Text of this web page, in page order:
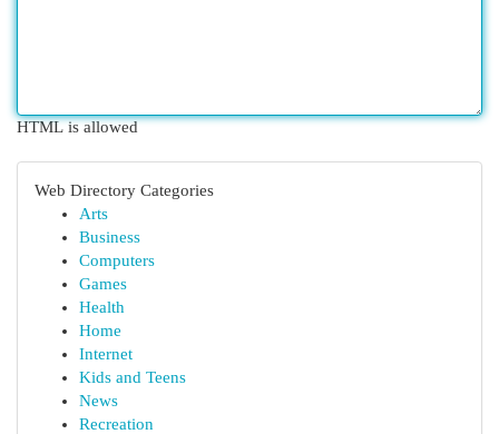
HTML is allowed
Web Directory Categories
Arts
Business
Computers
Games
Health
Home
Internet
Kids and Teens
News
Recreation